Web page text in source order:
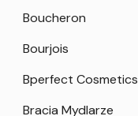
Boucheron
Bourjois
Bperfect Cosmetics
Bracia Mydlarze